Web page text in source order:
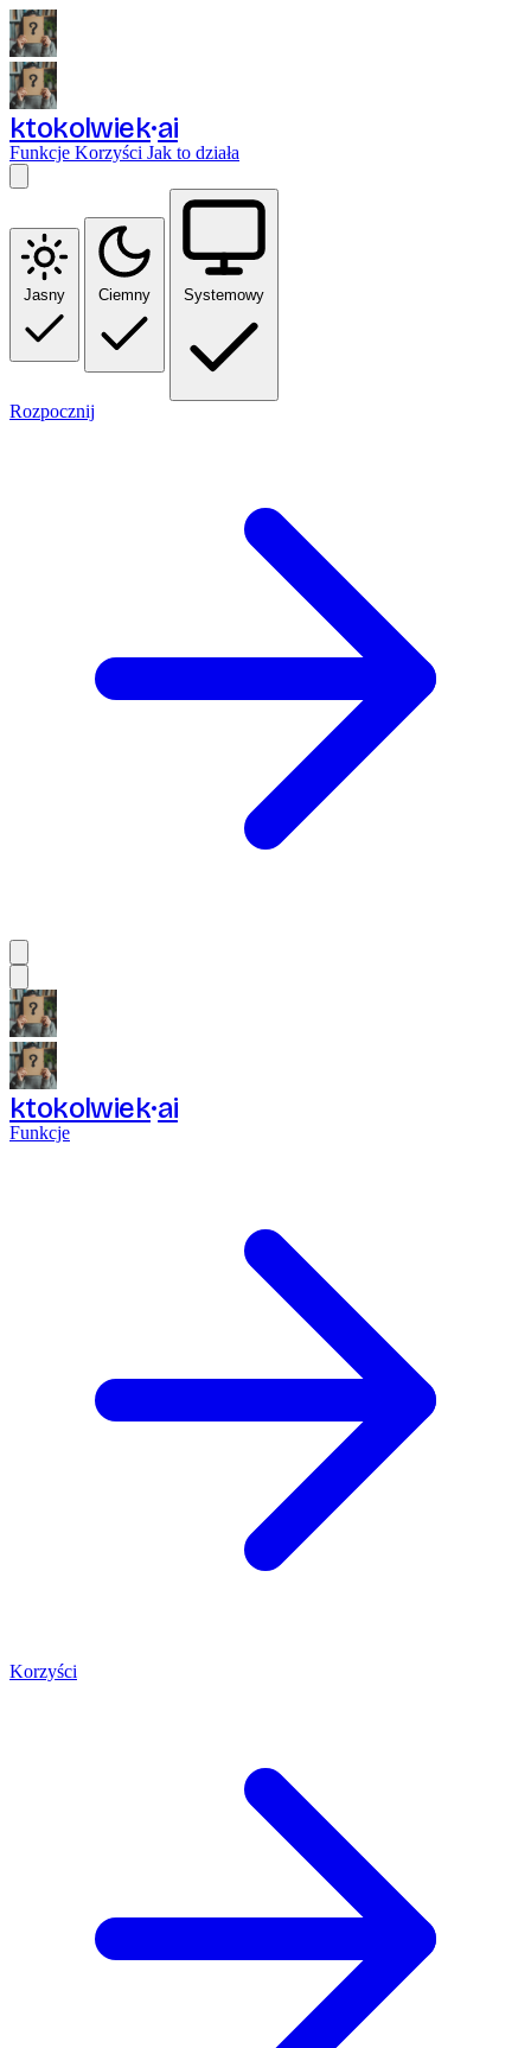
ktokolwiek ai
Funkcje Korzyści Jak to działa
Jasny Ciemny Systemowy
Rozpocznij
ktokolwiek ai
Funkcje
Korzyści